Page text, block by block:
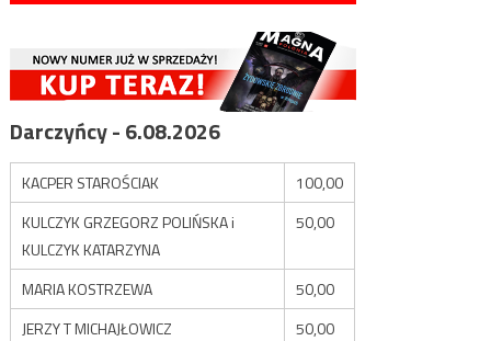
Darczyńcy - 6.08.2026
KACPER STAROŚCIAK
100,00
KULCZYK GRZEGORZ POLIŃSKA i
KULCZYK KATARZYNA
50,00
MARIA KOSTRZEWA
50,00
JERZY T MICHAJŁOWICZ
50,00